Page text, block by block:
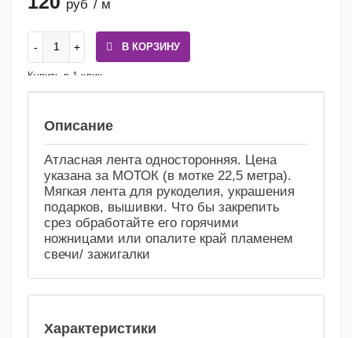
руб / м
В КОРЗИНУ
Купить в 1 клик
Описание
Атласная лента односторонняя. Цена
указана за МОТОК (в мотке 22,5 метра).
Мягкая лента для рукоделия, украшения
подарков, вышивки. Что бы закрепить
срез обработайте его горячими
ножницами или опалите край пламенем
свечи/ зажигалки
Характеристики